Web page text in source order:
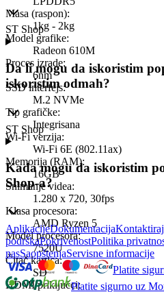
Masa (raspon):
1kg - 2kg
Model grafike:
Radeon 610M
Proces izrade:
6nm
SSD interfejs:
M.2 NVMe
Tip grafičke:
Integrisana
Wi-Fi verzija:
Wi-Fi 6E (802.11ax)
Memorija (RAM):
16GB
Snimanje videa:
1.280 x 720, 30fps
Klasa procesora:
AMD Ryzen 5
Model procesora:
7520U
Čitač kartica:
SD
HDMI priključci:
ST Shop
Da li mogu da iskoristim
iskoristim odmah?
ST Shop
Kada mogu da iskoristim
Shop-a?
AplikacijeDokumentacija
podrškaPokrivenostPolitika
nasSaopštenjaServisne informacije
Platite
Platite sigurno uz